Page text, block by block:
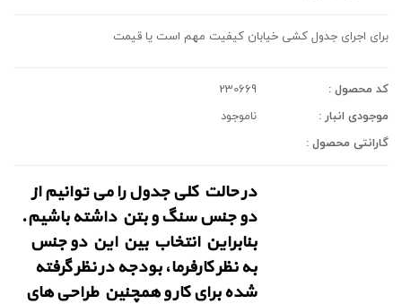
برای اجرای جدول کشی خیابان کیفیت مهم است یا قیمت
کد محصول :
230669
موجودی انبار :
ناموجود
گارانتی محصول :
در حالت کلی جدول را می توانیم از
دو جنس سنگ و بتن داشته باشیم.
بنابراین انتخاب بین این دو جنس
به نظر کارفرما، بودجه در نظر گرفته
شده برای کار و همچنین طراحی های